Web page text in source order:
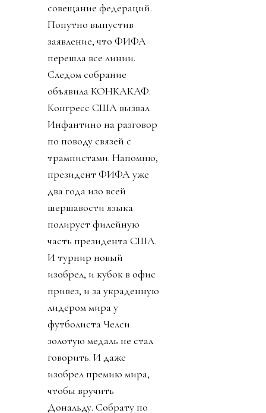
совещание федераций.
Попутно выпустив
заявление, что ФИФА
перешла все линии.
Следом собрание
объявила КОНКАКАФ.
Конгресс США вызвал
Инфантино на разговор
по поводу связей с
трампистами. Напомню,
президент ФИФА уже
два года изо всей
шершавости языка
полирует филейную
часть президента США.
И турнир новый
изобрел, и кубок в офис
привез, и за украденную
лидером мира у
футболиста Челси
золотую медаль не стал
говорить. И даже
изобрел премию мира,
чтобы вручить
Дональду. Собрату по